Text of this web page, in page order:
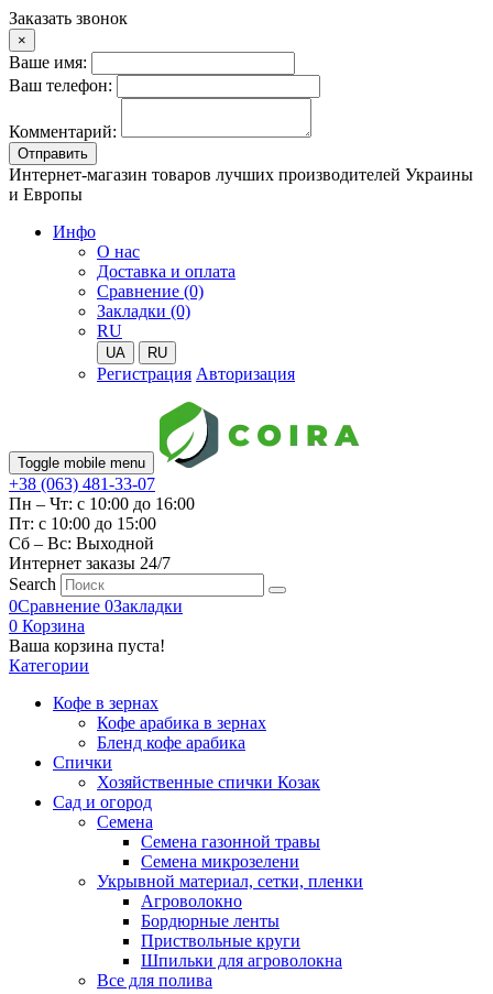
Заказать звонок
×
Ваше имя:
Ваш телефон:
Комментарий:
Отправить
Интернет-магазин товаров лучших производителей Украины
и Европы
Инфо
О нас
Доставка и оплата
Сравнение (0)
Закладки (0)
RU
UA RU
Регистрация Авторизация
Toggle mobile menu
+38 (063) 481-33-07
Пн – Чт: с 10:00 до 16:00
Пт: с 10:00 до 15:00
Сб – Вс: Выходной
Интернет заказы 24/7
Search
0Сравнение 0Закладки
0 Корзина
Ваша корзина пуста!
Категории
Кофе в зернах
Кофе арабика в зернах
Бленд кофе арабика
Спички
Хозяйственные спички Козак
Сад и огород
Семена
Семена газонной травы
Семена микрозелени
Укрывной материал, сетки, пленки
Агроволокно
Бордюрные ленты
Приствольные круги
Шпильки для агроволокна
Все для полива